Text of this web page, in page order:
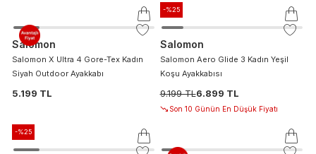
Salomon
Salomon X Ultra 4 Gore-Tex Kadın
Siyah Outdoor Ayakkabı
5.199 TL
-%25
Salomon
Salomon Aero Glide 3 Kadın Yeşil
Koşu Ayakkabısı
9.199 TL6.899 TL
Son 10 Günün En Düşük Fiyatı
-%25